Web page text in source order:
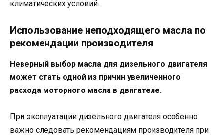
климатических условий.
Использование неподходящего масла по
рекомендации производителя
Неверный выбор масла для дизельного двигателя
может стать одной из причин увеличенного
расхода моторного масла в двигателе.
При эксплуатации дизельного двигателя особенно
важно следовать рекомендациям производителя при